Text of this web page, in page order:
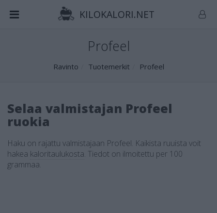
KILOKALORI.NET
Profeel
Ravinto Tuotemerkit Profeel
Selaa valmistajan Profeel
ruokia
Haku on rajattu valmistajaan Profeel. Kaikista ruuista voit
hakea kaloritaulukosta. Tiedot on ilmoitettu per 100
grammaa.